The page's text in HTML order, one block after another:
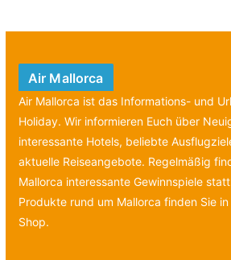
Air Mallorca
Air Mallorca ist das Informations- und
Holiday. Wir informieren Euch über
interessante Hotels, beliebte
aktuelle Reiseangebote. Regelmäßig
Mallorca interessante Gewinnspiele
Produkte rund um Mallorca finden Sie
Shop.